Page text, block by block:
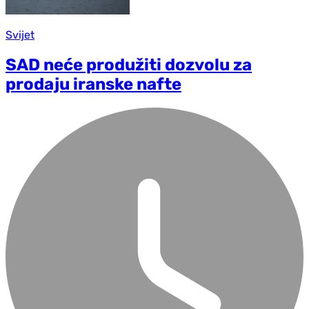
Svijet
SAD neće produžiti dozvolu za
prodaju iranske nafte